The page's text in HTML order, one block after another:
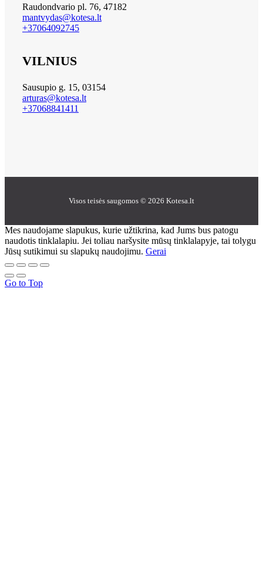
Raudondvario pl. 76, 47182
mantvydas@kotesa.lt
+37064092745
VILNIUS
Sausupio g. 15, 03154
arturas@kotesa.lt
+37068841411
Visos teisės saugomos © 2026 Kotesa.lt
Mes naudojame slapukus, kurie užtikrina, kad Jums bus patogu
naudotis tinklalapiu. Jei toliau naršysite mūsų tinklalapyje, tai tolygu
Jūsų sutikimui su slapukų naudojimu. Gerai
Go to Top